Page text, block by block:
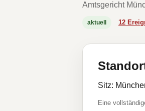
Amtsgericht
aktuell 12
Sitz:
Eine